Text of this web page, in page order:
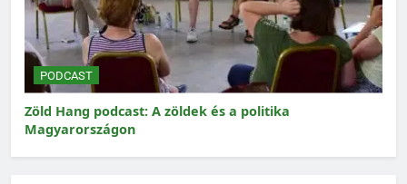
PODCAST
Zöld Hang podcast: A zöldek és a politika
Magyarországon
Magyarország számokban: a nők szerepvállalása a
közéletben